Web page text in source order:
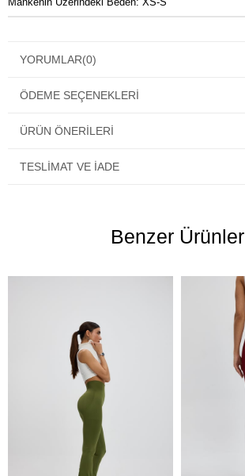
YORUMLAR(0)
ÖDEME SEÇENEKLERI
ÜRÜN ÖNERILERI
TESLIMAT VE İADE
Benzer Ürünler